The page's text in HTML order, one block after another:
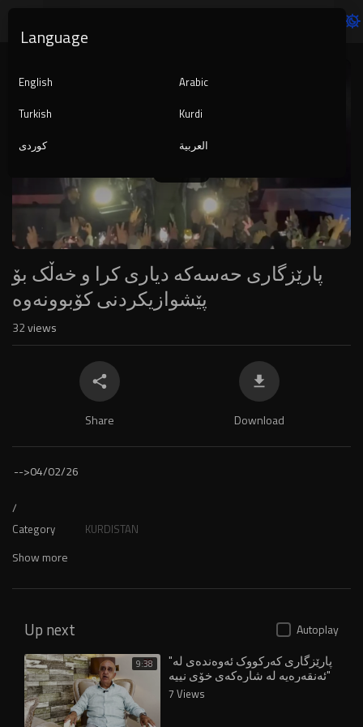
Player
auto
پارێزگاری حەسەکە دیاری کرا و خەڵک بۆ
پێشوازیکردنی کۆبوونەوە
32views
Share Download
-->04/02/26
/
Category KURDISTAN
Show more
Up next Autoplay
9:38 "پارێزگاری کەرکووک ئەوەندەی لە
ئەنقەرەیە لە شارەکەی خۆی نییە"
7 Views
Language
English
Arabic
Turkish
Kurdi
کوردی
العربية